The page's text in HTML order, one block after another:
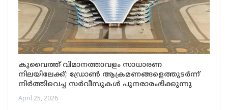
കുവൈത്ത് വിമാനത്താവളം സാധാരണ
നിലയിലേക്ക്; ഡ്രോൺ ആക്രമണങ്ങളെത്തുടർന്ന്
നിർത്തിവെച്ച സർവീസുകൾ പുനരാരംഭിക്കുന്നു
April 25, 2026